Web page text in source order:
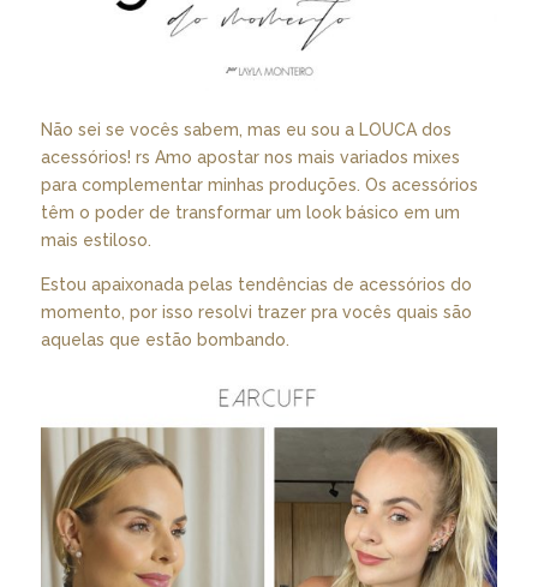
Não sei se vocês sabem, mas eu sou a LOUCA dos
acessórios! rs Amo apostar nos mais variados mixes
para complementar minhas produções. Os acessórios
têm o poder de transformar um look básico em um
mais estiloso.
Estou apaixonada pelas tendências de acessórios do
momento, por isso resolvi trazer pra vocês quais são
aquelas que estão bombando.